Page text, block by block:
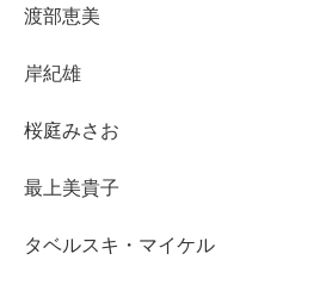
渡部恵美
岸紀雄
桜庭みさお
最上美貴子
タベルスキ・マイケル